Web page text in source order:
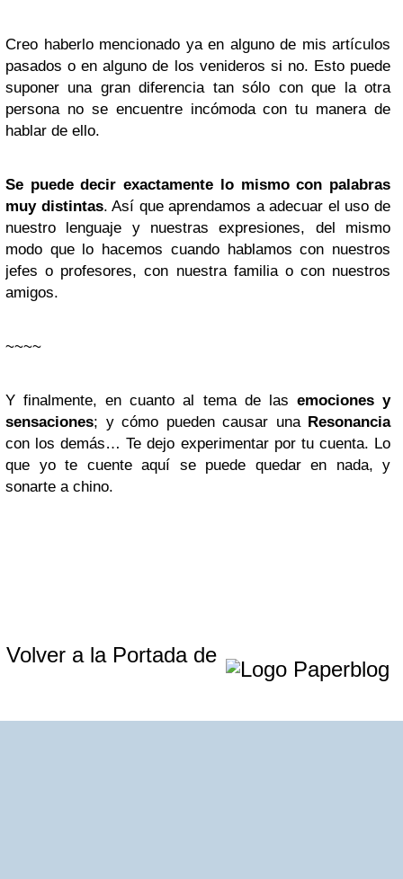
Creo haberlo mencionado ya en alguno de mis artículos
pasados o en alguno de los venideros si no. Esto puede
suponer una gran diferencia tan sólo con que la otra
persona no se encuentre incómoda con tu manera de
hablar de ello.
Se puede decir exactamente lo mismo con palabras
muy distintas. Así que aprendamos a adecuar el uso de
nuestro lenguaje y nuestras expresiones, del mismo
modo que lo hacemos cuando hablamos con nuestros
jefes o profesores, con nuestra familia o con nuestros
amigos.
~~~~
Y finalmente, en cuanto al tema de las emociones y
sensaciones; y cómo pueden causar una Resonancia
con los demás… Te dejo experimentar por tu cuenta. Lo
que yo te cuente aquí se puede quedar en nada, y
sonarte a chino.
Volver a la Portada de